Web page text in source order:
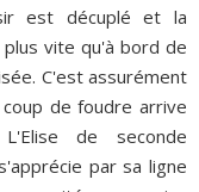
est décuplé et la
vite qu'à bord de
C'est assurément
de foudre arrive
de seconde
par sa ligne